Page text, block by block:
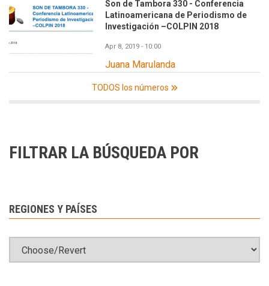
Son de Tambora 330 - Conferencia
Latinoamericana de Periodismo de
Investigación –COLPIN 2018
Apr 8, 2019 - 10:00
Juana Marulanda
TODOS los números
FILTRAR LA BÚSQUEDA POR
REGIONES Y PAÍSES